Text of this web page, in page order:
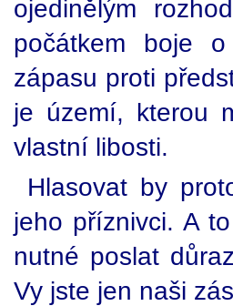
ojedinělým
počátkem boje
zápasu proti
je území, kterou
vlastní libosti.
Hlasovat by
jeho příznivci. A
nutné poslat
Vy jste jen naši